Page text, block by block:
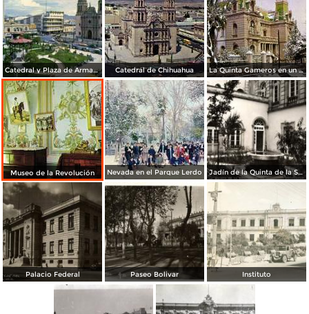
Catedral y Plaza de Armas de Chihuahua Catedral de Chihuahua La Quinta Gameros en un día nevado
Museo de la Revolución Nevada en el Parque Lerdo Jadín de la Quinta de la Sra. Luz C. de Villa
Palacio Federal Paseo Bolivar Instituto